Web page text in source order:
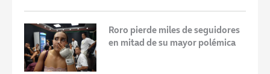
Roro pierde miles de seguidores
en mitad de su mayor polémica